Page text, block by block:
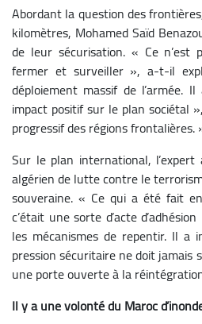
Abordant la question des
kilomètres, Mohamed Saïd
de leur sécurisation. « Ce n’est
fermer et surveiller », a-t-il
déploiement massif de l’armée.
impact positif sur le plan sociétal
progressif des régions frontalières.
Sur le plan international,
algérien de lutte contre le
souveraine. « Ce qui a été fait
c’était une sorte d’acte
les mécanismes de repentir. Il
pression sécuritaire ne doit jamais
une porte ouverte à la
Il y a une volonté du Maroc